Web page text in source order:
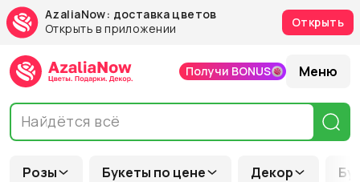
AzaliaNow: доставка цветов
Открыть в приложении
Открыть
Розы Букеты по цене Декор
Получи BONUS Меню